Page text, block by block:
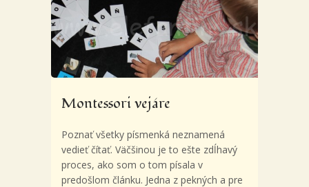
Montessori vejáre
Poznať všetky písmenká neznamená
vedieť čítať. Väčšinou je to ešte zdĺhavý
proces, ako som o tom písala v
predošlom článku. Jedna z pekných a pre